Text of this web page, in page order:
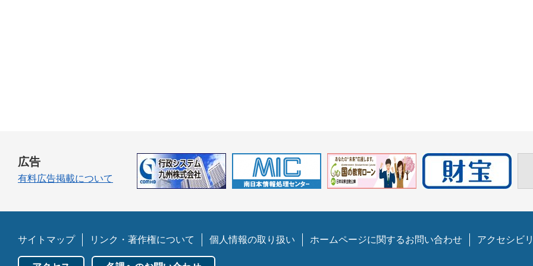
広告
有料広告掲載について
サイトマップ リンク・著作権について 個人情報の取り扱い ホームページに関するお問い合わせ アクセシビ